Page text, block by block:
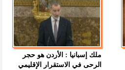
ملك إسبانيا : الأردن هو حجر
الرحى في الاستقرار الإقليمي